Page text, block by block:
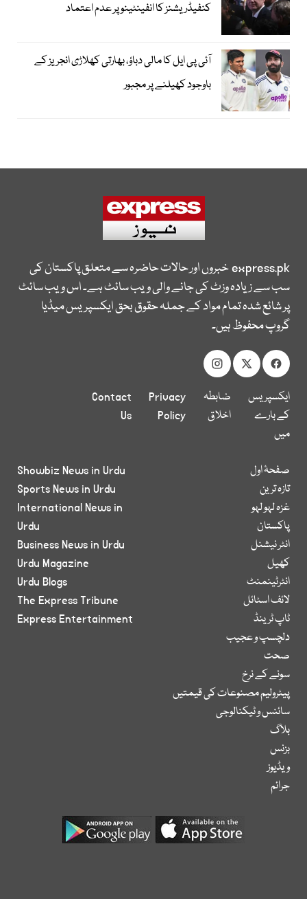
کنفیڈریشنز کا انفینٹینو پر عدم اعتماد
آئی پی ایل کا مالی دباؤ، بھارتی کھلاڑی انجریز کے
باوجود کھیلنے پر مجبور
express.pkخبروں اور حالات حاضرہ سے متعلق پاکستان کی
سب سے زیادہ وزٹ کی جانے والی ویب سائٹ ہے۔ اس ویب سائٹ
پر شائع شدہ تمام مواد کے جملہ حقوق بحق ایکسپریس میڈیا
گروپ محفوظ ہیں۔
ایکسپریس
کے بارے
میں
ضابطہ
اخلاق
Privacy
Policy
Contact
Us
صفحۂ اول
تازہ ترین
غزہ لہو لہو
پاکستان
انٹر نیشنل
کھیل
انٹرٹینمنٹ
لائف اسٹائل
ٹاپ ٹرینڈ
دلچسپ و عجیب
صحت
سونے کے نرخ
پیٹرولیم مصنوعات کی قیمتیں
سائنس و ٹیکنالوجی
بلاگ
بزنس
ویڈیوز
جرائم
Showbiz News in Urdu
Sports News in Urdu
International News in
Urdu
Business News in Urdu
Urdu Magazine
Urdu Blogs
The Express Tribune
Express Entertainment